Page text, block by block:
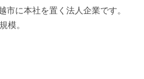
に本社を置く法人企業です。
模。